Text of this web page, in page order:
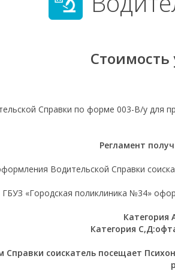
Стоимость
Справки по форме 003-В/у для
Регламент
Водительской Справки
«Городская поликлиника №34»
Категория
Категория С,Д:
Справки соискатель посещает